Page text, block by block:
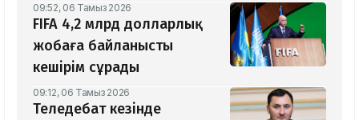
09:52, 06 Тамыз 2026
FIFA 4,2 млрд долларлық
жобаға байланысты
кешірім сұрады
09:12, 06 Тамыз 2026
Теледебат кезінде